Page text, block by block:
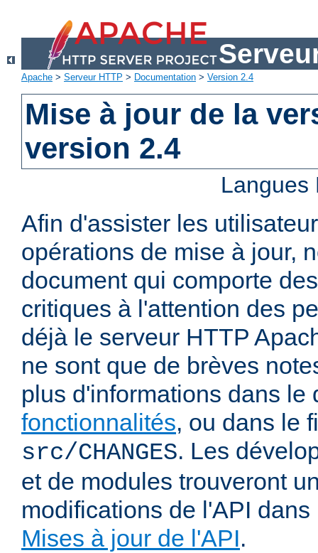
Apache > Serveur HTTP > Documentation > Version 2.4
Mise à jour de la
version 2.4
Afin d'assister les
opérations de mise à jour,
document qui comporte
critiques à l'attention des
déjà le serveur HTTP
ne sont que de brèves
plus d'informations dans
fonctionnalités, ou dans le
src/CHANGES. Les
et de modules trouveront
modifications de l'API
Mises à jour de l'API.